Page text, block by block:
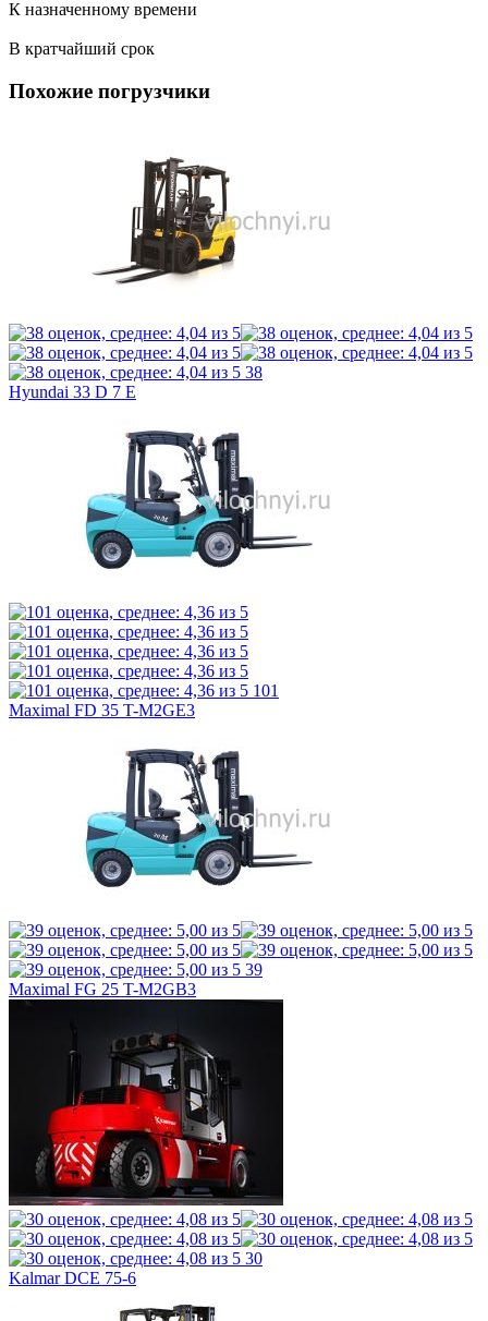
К назначенному времени
В кратчайший срок
Похожие погрузчики
38
Hyundai 33 D 7 E
101
Maximal FD 35 T-M2GE3
39
Maximal FG 25 T-M2GB3
30
Kalmar DCE 75-6